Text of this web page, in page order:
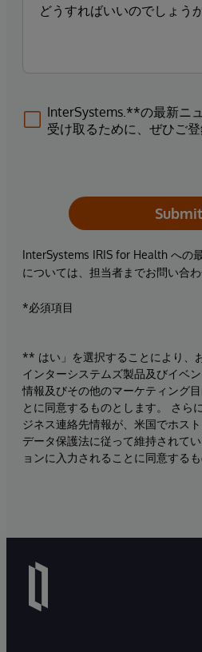
InterSystems.**の最新ニ
受け取るために、ぜひご登
Submit
InterSystems IRIS for Health への
については、担当者までお問い合わ
*必須項目
** はい」を選択することにより、
インターシステムズ製品及びイベ
情報及びその他のマーケティング
とに同意するものとします。 さら
ジネス連絡先情報が、米国でホス
データ保護法に従って維持されて
ョンに入力されることに同意するも